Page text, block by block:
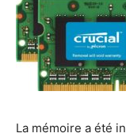
La mémoire a été